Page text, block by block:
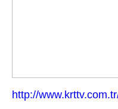
http://